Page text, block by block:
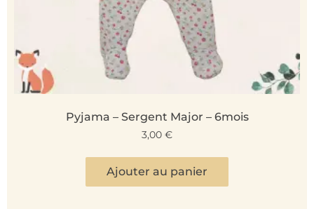
Pyjama – Sergent Major – 6mois
3,00 €
Ajouter au panier